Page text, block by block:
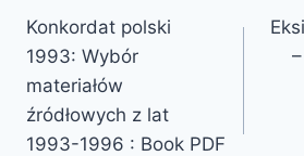
Konkordat polski
1993: Wybór
materiałów
źródłowych z lat
1993-1996 : Book PDF